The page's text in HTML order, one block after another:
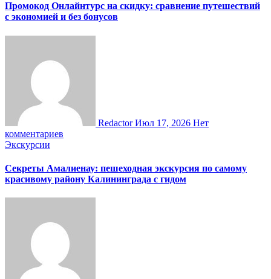
Промокод Онлайнтурс на скидку: сравнение путешествий
с экономией и без бонусов
RedactorИюл 17, 2026 Нет
комментариев
Экскурсии
Секреты Амалиенау: пешеходная экскурсия по самому
красивому району Калининграда с гидом